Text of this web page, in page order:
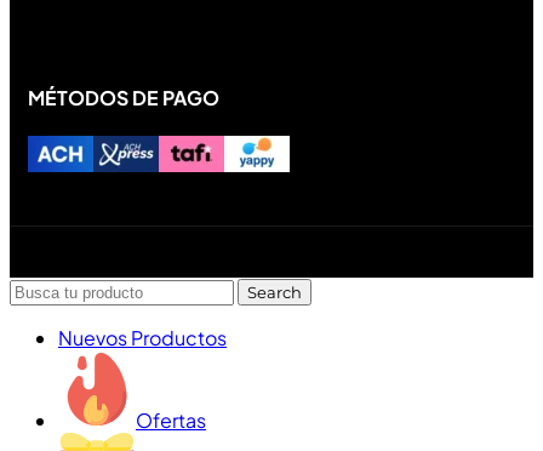
MÉTODOS DE PAGO
Search
Nuevos Productos
Ofertas